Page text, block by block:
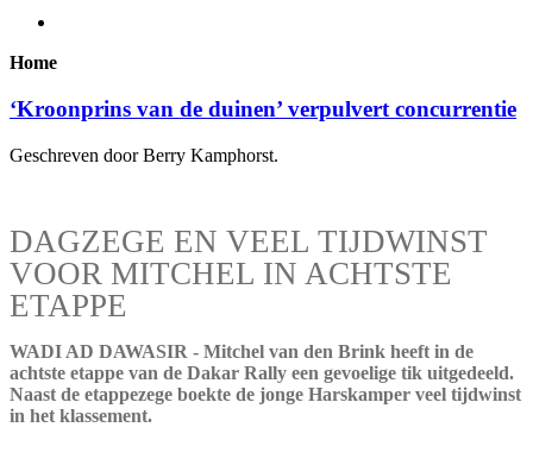
Home
‘Kroonprins van de duinen’ verpulvert concurrentie
Geschreven door Berry Kamphorst.
DAGZEGE EN VEEL TIJDWINST
VOOR MITCHEL IN ACHTSTE
ETAPPE
WADI AD DAWASIR - Mitchel van den Brink heeft in de
achtste etappe van de Dakar Rally een gevoelige tik uitgedeeld.
Naast de etappezege boekte de jonge Harskamper veel tijdwinst
in het klassement.